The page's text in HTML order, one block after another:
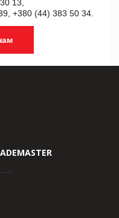
13,
+380 (44) 383 50 34.